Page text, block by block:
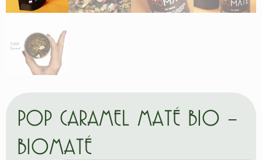
POP CARAMEL MATÉ BIO –
BIOMATÉ